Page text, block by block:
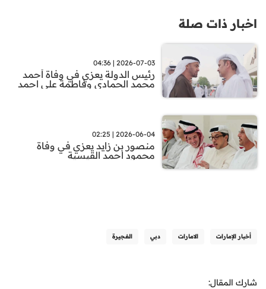
اخبار ذات صلة
2026-07-03 | 04:36
رئيس الدولة يعزي في وفاة أحمد
محمد الحمادي وفاطمة علي احمد
2026-06-04 | 02:25
منصور بن زايد يعزي في وفاة
محمود احمد القيسية
أخبار الإمارات الامارات دبي الفجيرة
شارك المقال: